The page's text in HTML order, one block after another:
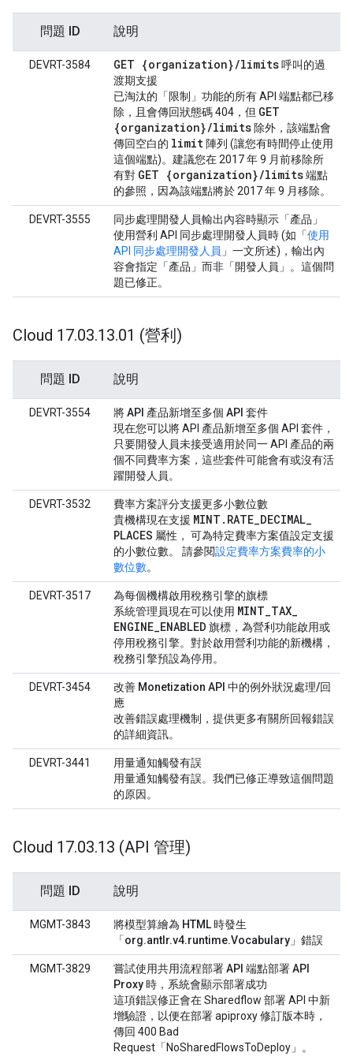
問題 ID 說明
DEVRT-3584 GET {organization}/limits呼叫的過
渡期支援
已淘汰的「限制」功能的所有 API 端點都已移
除，且會傳回狀態碼 404，但 GET
{organization}/limits 除外，該端點會
傳回空白的 limit 陣列 (讓您有時間停止使用
這個端點)。建議您在 2017 年 9 月前移除所
有對 GET {organization}/limits端點
的參照，因為該端點將於 2017 年 9 月移除。
DEVRT-3555
同步處理開發人員輸出內容時顯示「產品」
使用營利 API 同步處理開發人員時 (如「使用
API 同步處理開發人員 」一文所述)，輸出內
容會指定「產品」而非「開發人員」。這個問
題已修正。
Cloud 17.03.13.01 (營利)
問題 ID 說明
DEVRT-3554
將 API 產品新增至多個 API 套件
現在您可以將 API 產品新增至多個 API 套件，
只要開發人員未接受適用於同一 API 產品的兩
個不同費率方案，這些套件可能會有或沒有活
躍開發人員。
DEVRT-3532
費率方案評分支援更多小數位數
貴機構現在支援 MINT . RATE_DECIMAL_
PLACES 屬性， 可為特定費率方案值設定支援
的小數位數。 請參閱設定費率方案費率的小
數位數。
DEVRT-3517
為每個機構啟用稅務引擎的旗標
系統管理員現在可以使用 MINT_TAX_
ENGINE_ENABLED 旗標，為營利功能啟用或
停用稅務引擎。對於啟用營利功能的新機構，
稅務引擎預設為停用。
DEVRT-3454
改善 Monetization API 中的例外狀況處理/回
應
改善錯誤處理機制，提供更多有關所回報錯誤
的詳細資訊。
DEVRT-3441
用量通知觸發有誤
用量通知觸發有誤。我們已修正導致這個問題
的原因。
Cloud 17.03.13 (API 管理)
問題 ID 說明
MGMT-3843
將模型算繪為 HTML 時發生
「org.antlr.v4.runtime.Vocabulary」錯誤
MGMT-3829
嘗試使用共用流程部署 API 端點部署 API
Proxy 時，系統會顯示部署成功
這項錯誤修正會在 Sharedflow 部署 API 中新
增驗證，以便在部署 apiproxy 修訂版本時，
傳回 400 Bad
Request「NoSharedFlowsToDeploy」。